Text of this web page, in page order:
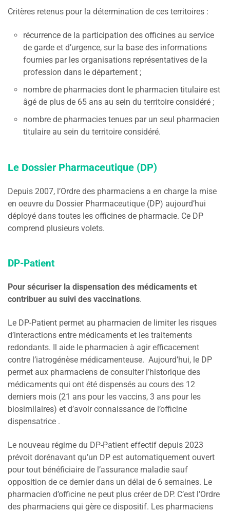
Critères retenus pour la détermination de ces territoires :
récurrence de la participation des officines au service
de garde et d’urgence, sur la base des informations
fournies par les organisations représentatives de la
profession dans le département ;
nombre de pharmacies dont le pharmacien titulaire est
âgé de plus de 65 ans au sein du territoire considéré ;
nombre de pharmacies tenues par un seul pharmacien
titulaire au sein du territoire considéré.
Le Dossier Pharmaceutique (DP)
Depuis 2007, l’Ordre des pharmaciens a en charge la mise
en oeuvre du Dossier Pharmaceutique (DP) aujourd’hui
déployé dans toutes les officines de pharmacie. Ce DP
comprend plusieurs volets.
DP-Patient
Pour sécuriser la dispensation des médicaments et
contribuer au suivi des vaccinations.
Le DP-Patient permet au pharmacien de limiter les risques
d’interactions entre médicaments et les traitements
redondants. Il aide le pharmacien à agir efficacement
contre l’iatrogénèse médicamenteuse. Aujourd’hui, le DP
permet aux pharmaciens de consulter l’historique des
médicaments qui ont été dispensés au cours des 12
derniers mois (21 ans pour les vaccins, 3 ans pour les
biosimilaires) et d’avoir connaissance de l’officine
dispensatrice .
Le nouveau régime du DP-Patient effectif depuis 2023
prévoit dorénavant qu’un DP est automatiquement ouvert
pour tout bénéficiaire de l’assurance maladie sauf
opposition de ce dernier dans un délai de 6 semaines. Le
pharmacien d’officine ne peut plus créer de DP. C’est l’Ordre
des pharmaciens qui gère ce dispositif. Les pharmaciens